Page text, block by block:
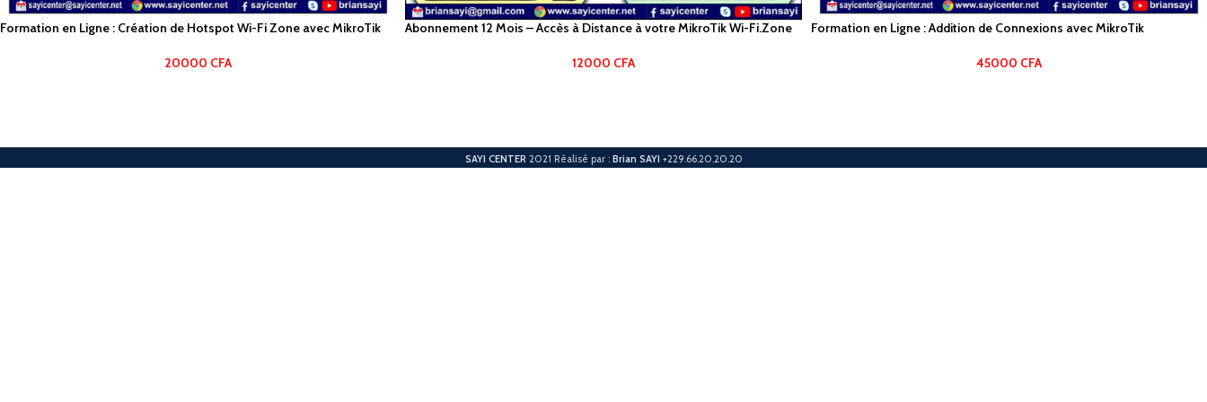
Formation en Ligne : Création de Hotspot Wi-Fi Zone avec MikroTik
20000 CFA
Abonnement 12 Mois – Accès à Distance à votre MikroTik Wi-Fi.Zone
12000 CFA
Formation en Ligne : Addition de Connexions avec MikroTik
45000 CFA
SAYI CENTER 2021 Réalisé par : Brian SAYI +229.66.20.20.20